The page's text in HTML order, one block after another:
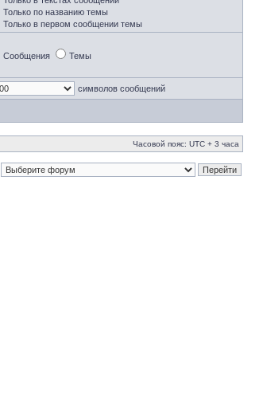
Только по названию темы
Только в первом сообщении темы
Сообщения Темы
символов сообщений
Часовой пояс: UTC + 3 часа